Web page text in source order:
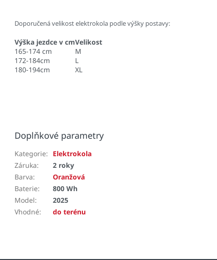
Doporučená velikost elektrokola podle výšky postavy:
Výška jezdce v cmVelikost
165-174 cm
M
172-184cm
L
180-194cm
XL
Doplňkové parametry
Kategorie:
Elektrokola
Záruka:
2 roky
Barva:
Oranžová
Baterie:
800 Wh
Model:
2025
Vhodné: do terénu